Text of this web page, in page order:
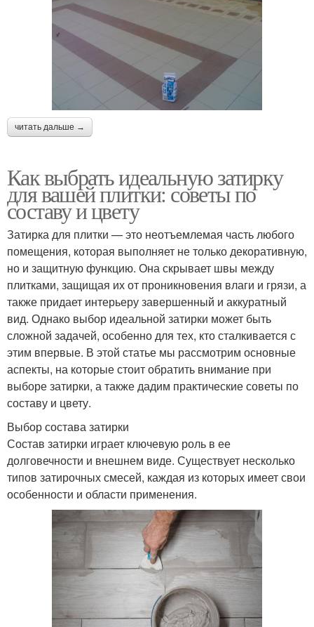
читать дальше →
Как выбрать идеальную затирку
для вашей плитки: советы по
составу и цвету
Затирка для плитки — это неотъемлемая часть любого
помещения, которая выполняет не только декоративную,
но и защитную функцию. Она скрывает швы между
плитками, защищая их от проникновения влаги и грязи, а
также придает интерьеру завершенный и аккуратный
вид. Однако выбор идеальной затирки может быть
сложной задачей, особенно для тех, кто сталкивается с
этим впервые. В этой статье мы рассмотрим основные
аспекты, на которые стоит обратить внимание при
выборе затирки, а также дадим практические советы по
составу и цвету.
Выбор состава затирки
Состав затирки играет ключевую роль в ее
долговечности и внешнем виде. Существует несколько
типов затирочных смесей, каждая из которых имеет свои
особенности и области применения.